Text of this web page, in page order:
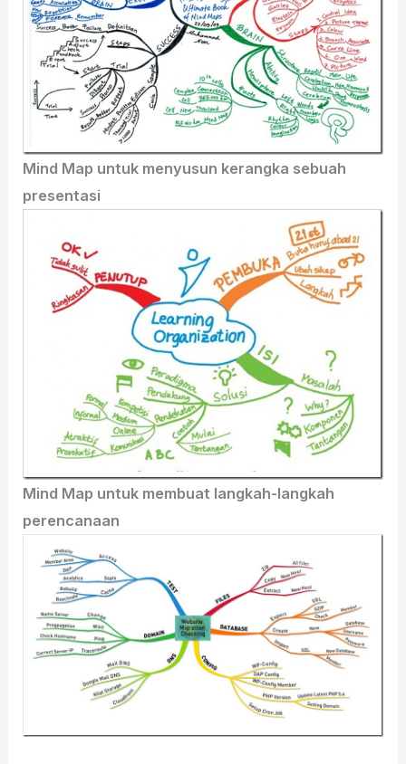
Mind Map untuk menyusun kerangka sebuah
presentasi
Mind Map untuk membuat langkah-langkah
perencanaan